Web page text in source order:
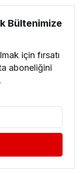
Bültenimize
için fırsatı
aboneliğini